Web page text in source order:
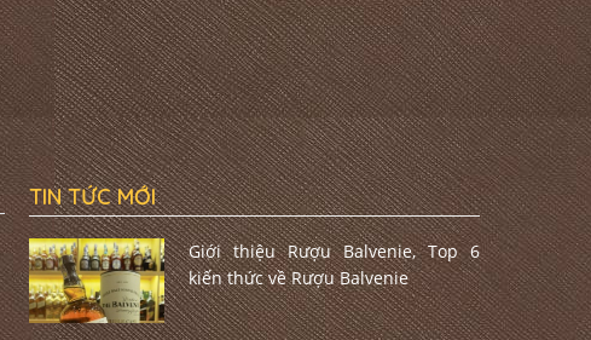
TIN TỨC MỚI
Giới thiệu Rượu Balvenie, Top 6
kiến thức về Rượu Balvenie